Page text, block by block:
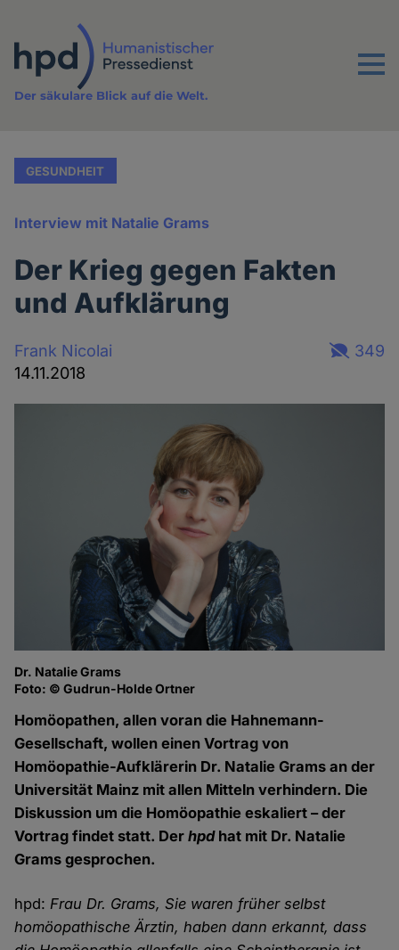
Inhalt
Menu
Der säkulare Blick auf die Welt.
GESUNDHEIT
Interview mit Natalie Grams
Der Krieg gegen Fakten
und Aufklärung
Frank Nicolai
14.11.2018
349
Dr. Natalie Grams
Foto: © Gudrun-Holde Ortner
Homöopathen, allen voran die Hahnemann-
Gesellschaft, wollen einen Vortrag von
Homöopathie-Aufklärerin Dr. Natalie Grams an der
Universität Mainz mit allen Mitteln verhindern. Die
Diskussion um die Homöopathie eskaliert – der
Vortrag findet statt. Derhpdhat mit Dr. Natalie
Grams gesprochen.
hpd:Frau Dr. Grams, Sie waren früher selbst
homöopathische Ärztin, haben dann erkannt, dass